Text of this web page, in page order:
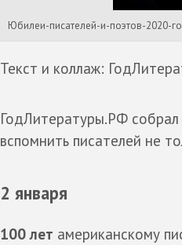
Юбилеи-писателей-и-поэтов-2020-
Текст и коллаж:
ГодЛитературы.РФ
вспомнить писателей не
2 января
100 лет американскому